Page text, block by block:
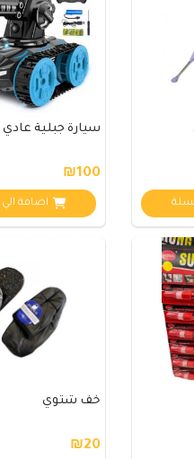
سيارة جبلية عادي
₪100
اضافة
خف شتوي
₪20